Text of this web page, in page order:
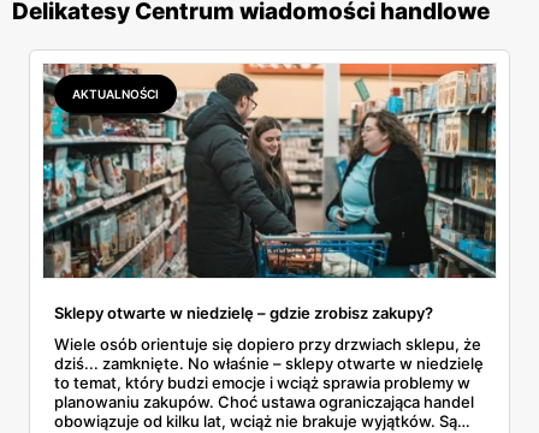
Delikatesy Centrum wiadomości handlowe
AKTUALNOŚCI
Sklepy otwarte w niedzielę – gdzie zrobisz zakupy?
Wiele osób orientuje się dopiero przy drzwiach sklepu, że
dziś... zamknięte. No właśnie – sklepy otwarte w niedzielę
to temat, który budzi emocje i wciąż sprawia problemy w
planowaniu zakupów. Choć ustawa ograniczająca handel
obowiązuje od kilku lat, wciąż nie brakuje wyjątków. Są